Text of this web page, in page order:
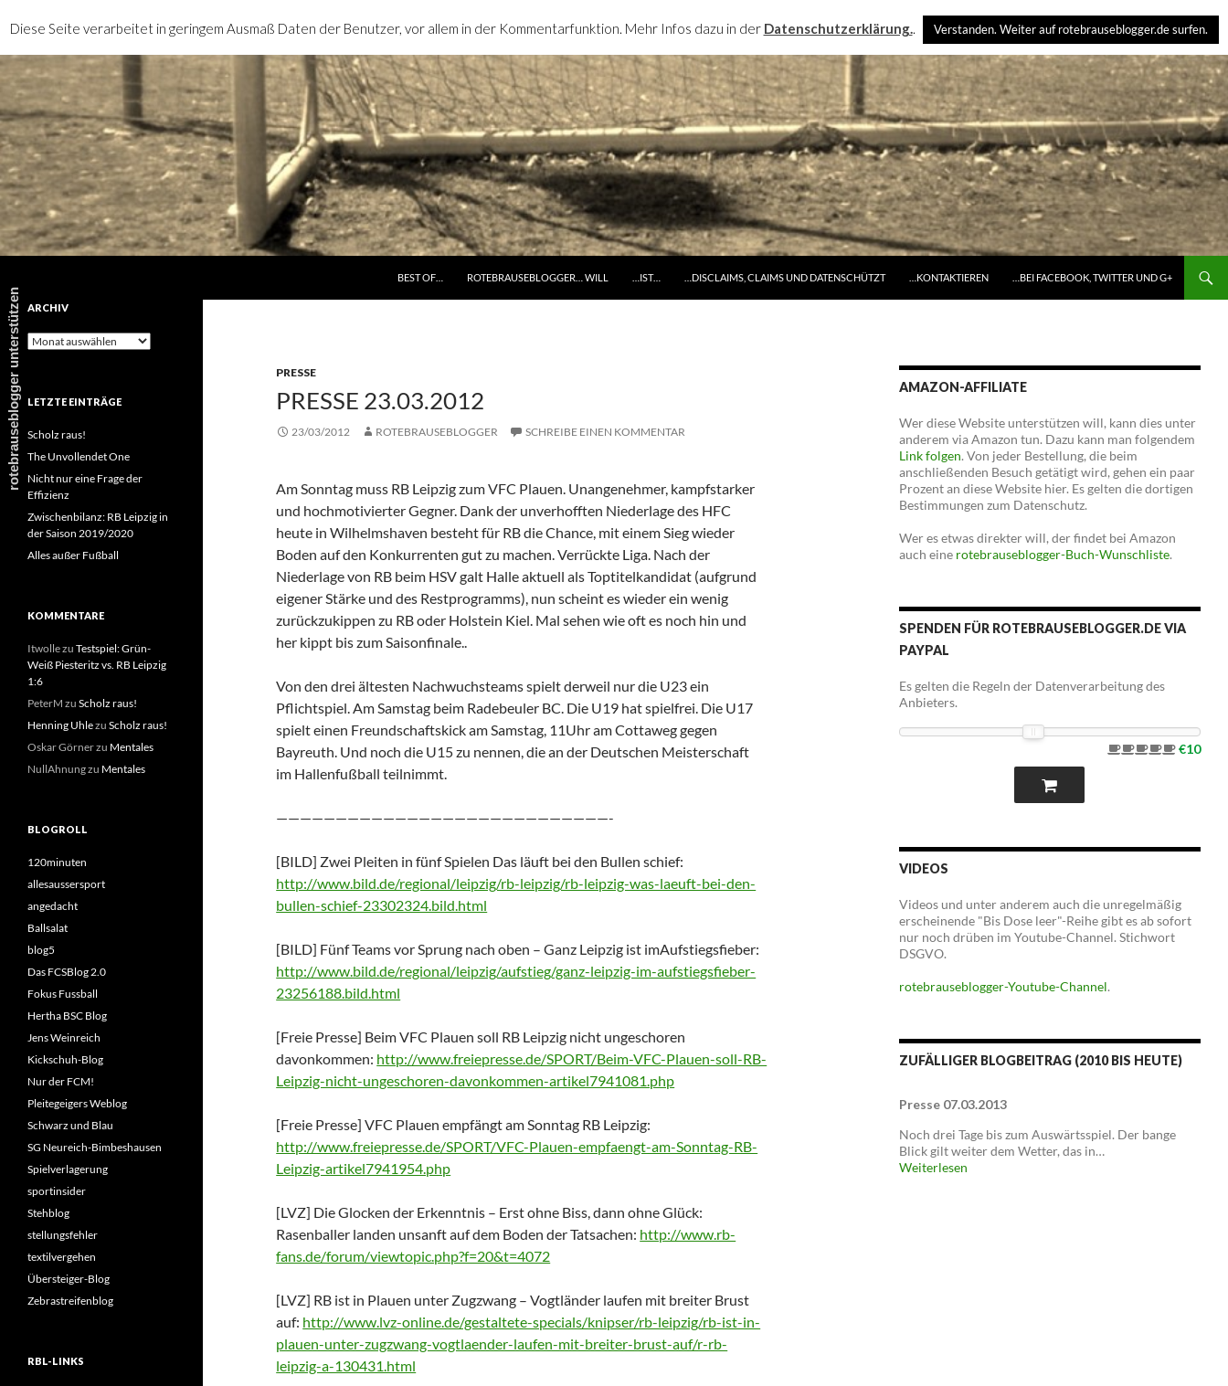
BEST OF…
ROTEBRAUSEBLOGGER… WILL …IST… …DISCLAIMS, CLAIMS UND DATENSCHÜTZT …KONTAKTIEREN …BEI FACEBOOK, TWITTER UND G+
PRESSE
PRESSE 23.03.2012
23/03/2012 ROTEBRAUSEBLOGGER SCHREIBE EINEN KOMMENTAR
Am Sonntag muss RB Leipzig zum VFC Plauen. Unangenehmer, kampfstarker
und hochmotivierter Gegner. Dank der unverhofften Niederlage des HFC
heute in Wilhelmshaven besteht für RB die Chance, mit einem Sieg wieder
Boden auf den Konkurrenten gut zu machen. Verrückte Liga. Nach der
Niederlage von RB beim HSV galt Halle aktuell als Toptitelkandidat (aufgrund
eigener Stärke und des Restprogramms), nun scheint es wieder ein wenig
zurückzukippen zu RB oder Holstein Kiel. Mal sehen wie oft es noch hin und
her kippt bis zum Saisonfinale..
Von den drei ältesten Nachwuchsteams spielt derweil nur die U23 ein
Pflichtspiel. Am Samstag beim Radebeuler BC. Die U19 hat spielfrei. Die U17
spielt einen Freundschaftskick am Samstag, 11Uhr am Cottaweg gegen
Bayreuth. Und noch die U15 zu nennen, die an der Deutschen Meisterschaft
im Hallenfußball teilnimmt.
————————————————————————————-
[BILD] Zwei Pleiten in fünf Spielen Das läuft bei den Bullen schief:
http://www.bild.de/regional/leipzig/rb-leipzig/rb-leipzig-was-laeuft-bei-den-
bullen-schief-23302324.bild.html
[BILD] Fünf Teams vor Sprung nach oben – Ganz Leipzig ist imAufstiegsfieber:
http://www.bild.de/regional/leipzig/aufstieg/ganz-leipzig-im-aufstiegsfieber-
23256188.bild.html
[Freie Presse] Beim VFC Plauen soll RB Leipzig nicht ungeschoren
davonkommen: http://www.freiepresse.de/SPORT/Beim-VFC-Plauen-soll-RB-
Leipzig-nicht-ungeschoren-davonkommen-artikel7941081.php
[Freie Presse] VFC Plauen empfängt am Sonntag RB Leipzig:
http://www.freiepresse.de/SPORT/VFC-Plauen-empfaengt-am-Sonntag-RB-
Leipzig-artikel7941954.php
[LVZ] Die Glocken der Erkenntnis – Erst ohne Biss, dann ohne Glück:
Rasenballer landen unsanft auf dem Boden der Tatsachen: http://www.rb-
fans.de/forum/viewtopic.php?f=20&t=4072
[LVZ] RB ist in Plauen unter Zugzwang – Vogtländer laufen mit breiter Brust
auf: http://www.lvz-online.de/gestaltete-specials/knipser/rb-leipzig/rb-ist-in-
plauen-unter-zugzwang-vogtlaender-laufen-mit-breiter-brust-auf/r-rb-
leipzig-a-130431.html
AMAZON-AFFILIATE
Wer diese Website unterstützen will, kann dies unter
anderem via Amazon tun. Dazu kann man folgendem
Link folgen. Von jeder Bestellung, die beim
anschließenden Besuch getätigt wird, gehen ein paar
Prozent an diese Website hier. Es gelten die dortigen
Bestimmungen zum Datenschutz.
Wer es etwas direkter will, der findet bei Amazon
auch eine rotebrauseblogger-Buch-Wunschliste.
SPENDEN FÜR ROTEBRAUSEBLOGGER.DE VIA
PAYPAL
Es gelten die Regeln der Datenverarbeitung des
Anbieters.
€10
VIDEOS
Videos und unter anderem auch die unregelmäßig
erscheinende "Bis Dose leer"-Reihe gibt es ab sofort
nur noch drüben im Youtube-Channel. Stichwort
DSGVO.
rotebrauseblogger-Youtube-Channel.
ZUFÄLLIGER BLOGBEITRAG (2010 BIS HEUTE)
Presse 07.03.2013
Noch drei Tage bis zum Auswärtsspiel. Der bange
Blick gilt weiter dem Wetter, das in…
Weiterlesen
ARCHIV
Archiv
LETZTE EINTRÄGE
Scholz raus!
The Unvollendet One
Nicht nur eine Frage der
Effizienz
Zwischenbilanz: RB Leipzig in
der Saison 2019/2020
Alles außer Fußball
KOMMENTARE
Itwollezu Testspiel: Grün-
Weiß Piesteritz vs. RB Leipzig
1:6
PeterM zu Scholz raus!
Henning Uhlezu Scholz raus!
Oskar Görnerzu Mentales
NullAhnungzu Mentales
BLOGROLL
120minuten
allesaussersport
angedacht
Ballsalat
blog5
Das FCSBlog 2.0
Fokus Fussball
Hertha BSC Blog
Jens Weinreich
Kickschuh-Blog
Nur der FCM!
Pleitegeigers Weblog
Schwarz und Blau
SG Neureich-Bimbeshausen
Spielverlagerung
sportinsider
Stehblog
stellungsfehler
textilvergehen
Übersteiger-Blog
Zebrastreifenblog
RBL-LINKS
Diese Seite verarbeitet in geringem Ausmaß Daten der Benutzer, vor allem in der Kommentarfunktion. Mehr Infos dazu in der Datenschutzerklärung.. Verstanden. Weiter auf rotebrauseblogger.de surfen.
rotebrauseblogger unterstützen